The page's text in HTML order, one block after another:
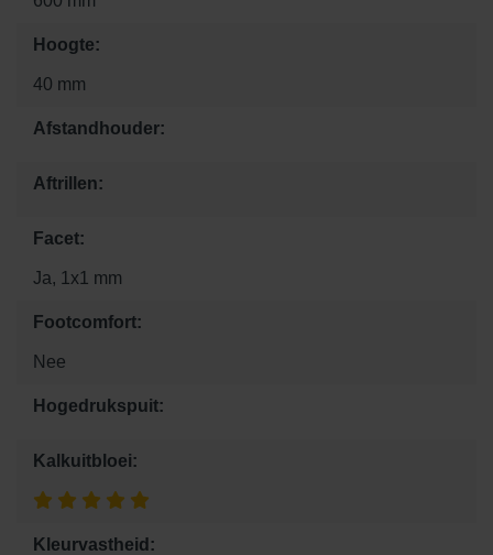
Hoogte:
40 mm
Afstandhouder:
Aftrillen:
Facet:
Ja, 1x1 mm
Footcomfort:
Nee
Hogedrukspuit:
Kalkuitbloei:
Kleurvastheid: